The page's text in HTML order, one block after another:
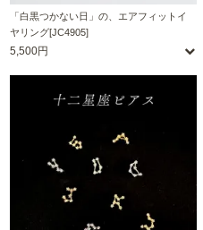
「白黒つかない日」の、エアフィットイ
ヤリング[JC4905]
5,500円